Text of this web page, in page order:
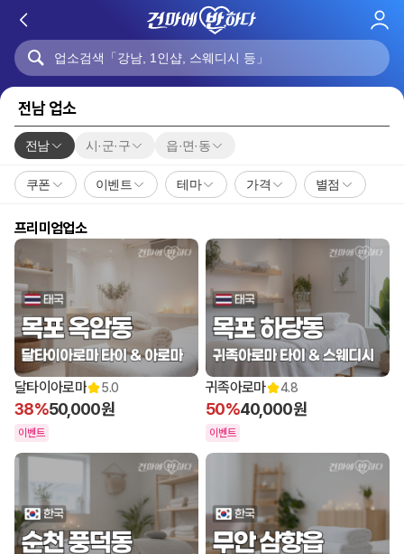
로
전남 업소
전남 시·군·구 읍·면·동
쿠폰 이벤트 테마 가격 별점
프리미엄업소
달타이아로마 5.0
38%50,000원
이벤트
귀족아로마 4.8
50%40,000원
이벤트